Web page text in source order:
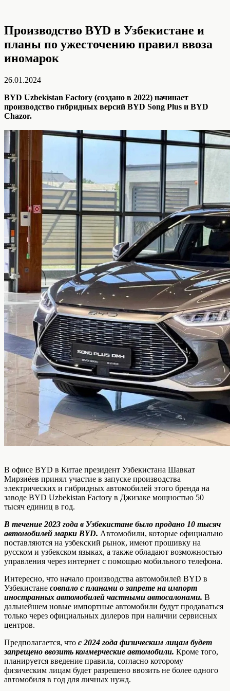
Производство BYD в Узбекистане и
планы по ужесточению правил ввоза
иномарок
26.01.2024
BYD Uzbekistan Factory (создано в 2022) начинает
производство гибридных версий BYD Song Plus и BYD
Chazor.
В офисе BYD в Китае президент Узбекистана Шавкат
Мирзиёев принял участие в запуске производства
электрических и гибридных автомобилей этого бренда на
заводе BYD Uzbekistan Factory в Джизаке мощностью 50
тысяч единиц в год.
В течение 2023 года в Узбекистане было продано 10 тысяч
автомобилей марки BYD. Автомобили, которые официально
поставляются на узбекский рынок, имеют прошивку на
русском и узбекском языках, а также обладают возможностью
управления через интернет с помощью мобильного телефона.
Интересно, что начало производства автомобилей BYD в
Узбекистане совпало с планами о запрете на импорт
иностранных автомобилей частными автосалонами. В
дальнейшем новые импортные автомобили будут продаваться
только через официальных дилеров при наличии сервисных
центров.
Предполагается, что с 2024 года физическим лицам будет
запрещено ввозить коммерческие автомобили. Кроме того,
планируется введение правила, согласно которому
физическим лицам будет разрешено ввозить не более одного
автомобиля в год для личных нужд.